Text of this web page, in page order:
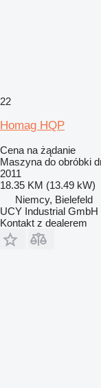
22
Homag HQP
Cena na żądanie
Maszyna do obróbki
2011
18.35 KM (13.49 kW)
Niemcy, Bielefeld
UCY Industrial GmbH
Kontakt z dealerem